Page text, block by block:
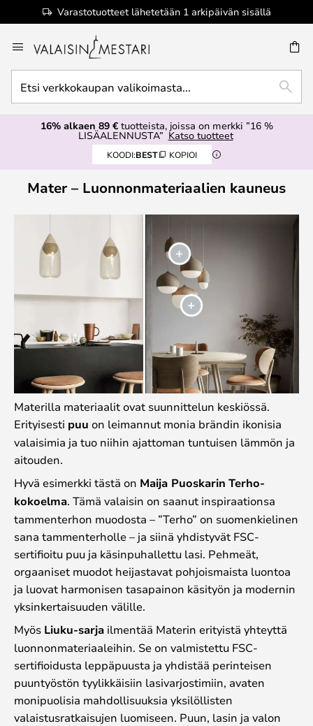
Varastotuotteet lähetetään 1 arkipäivän sisällä
to
Content
verkkokaupan
valikoimasta...
ETSI
16% alkaen 89 €tuotteista, joissa on merkki ”16 %
LISÄALENNUSTA” Katso tuotteet
KOODI:BEST KOPIOI
Mater – Luonnonmateriaalien kauneus
Materilla materiaalit ovat suunnittelun keskiössä.
Erityisesti puu on leimannut monia brändin ikonisia
valaisimia ja tuo niihin ajattoman tuntuisen lämmön ja
aitouden.
Hyvä esimerkki tästä on Maija Puoskarin Terho-
kokoelma. Tämä valaisin on saanut inspiraationsa
tammenterhon muodosta – ”Terho” on suomenkielinen
sana tammenterholle – ja siinä yhdistyvät FSC-
sertifioitu puu ja käsinpuhallettu lasi. Pehmeät,
orgaaniset muodot heijastavat pohjoismaista luontoa
ja luovat harmonisen tasapainon käsityön ja modernin
yksinkertaisuuden välille.
Myös Liuku-sarja ilmentää Materin erityistä yhteyttä
luonnonmateriaaleihin. Se on valmistettu FSC-
sertifioidusta leppäpuusta ja yhdistää perinteisen
puuntyöstön tyylikkäisiin lasivarjostimiin, avaten
monipuolisia mahdollisuuksia yksilöllisten
valaistusratkaisujen luomiseen. Puun, lasin ja valon